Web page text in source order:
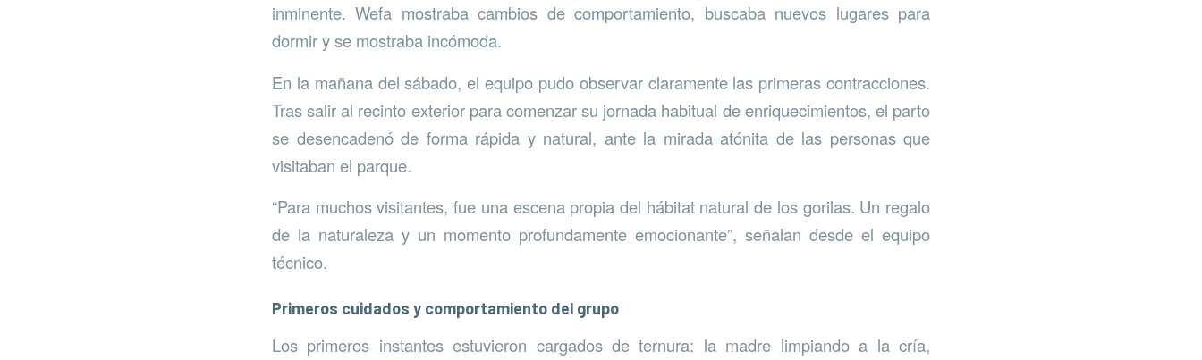
inminente. Wefa mostraba cambios de comportamiento, buscaba nuevos lugares para
dormir y se mostraba incómoda.
En la mañana del sábado, el equipo pudo observar claramente las primeras contracciones.
Tras salir al recinto exterior para comenzar su jornada habitual de enriquecimientos, el parto
se desencadenó de forma rápida y natural, ante la mirada atónita de las personas que
visitaban el parque.
“Para muchos visitantes, fue una escena propia del hábitat natural de los gorilas. Un regalo
de la naturaleza y un momento profundamente emocionante”, señalan desde el equipo
técnico.
Primeros cuidados y comportamiento del grupo
Los primeros instantes estuvieron cargados de ternura: la madre limpiando a la cría,